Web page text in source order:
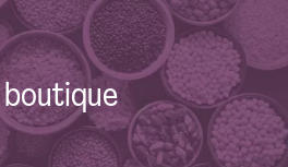
boutique